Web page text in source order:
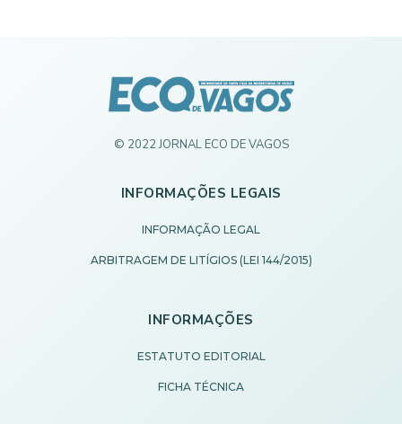
© 2022 JORNAL ECO DE VAGOS
INFORMAÇÕES LEGAIS
INFORMAÇÃO LEGAL
ARBITRAGEM DE LITÍGIOS (LEI 144/2015)
INFORMAÇÕES
ESTATUTO EDITORIAL
FICHA TÉCNICA